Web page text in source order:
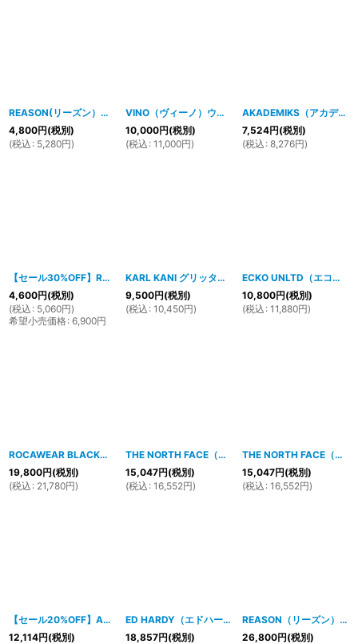
REASON(リーズン）CHEAF L/S Tシャツ(WHITE） 2010hp9]
4,800円(税別)
(税込 : 5,280円)
VINO（ヴィーノ）ウーヴィンアロハ S/Sシャツ（ブラックXレッド）
10,000円(税別)
(税込 : 11,000円)
AKADEMIKS（アカデミクス）S/Sプレイドシャツ（ブルーコンボ）
7,524円(税別)
(税込 : 8,276円)
【セール30%OFF】RAW BLUE S/Sプレイド刺繍シャツ（グリーンコンボ）
4,600円(税別)
(税込 : 5,060円)
希望小売価格: 6,900円
KARL KANI グリッタープリントシャツ（ブラック-シルバー）
9,500円(税別)
(税込 : 10,450円)
ECKO UNLTD（エコーアンリミテッド)PATRIOTICフルジップフーディ(ブラック)
10,800円(税別)
(税込 : 11,880円)
ROCAWEAR BLACK（ロカウェア・ブラック）CARLTONニットフーディー(ブラック）
19,800円(税別)
(税込 : 21,780円)
THE NORTH FACE（ザ・ノースフェイス）ジップアップフーディー(グリーン）
15,047円(税別)
(税込 : 16,552円)
THE NORTH FACE（ザ・ノースフェイス）ジップアップフーディー(グレー）
15,047円(税別)
(税込 : 16,552円)
【セール20%OFF】ANAMA フルジップパーカー(ブラックＸブラウンＸオレンジ）
12,114円(税別)
ED HARDY（エドハーディー）タイガーステッチニットパーカー（オリーブ）
18,857円(税別)
REASON（リーズン）PUレザーWORLD TOURジャケット(BLACK）
26,800円(税別)